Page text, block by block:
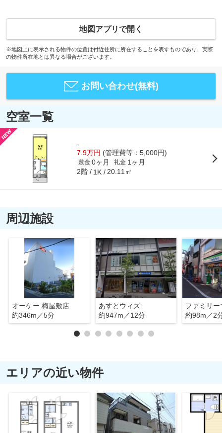
地図アプリで開く
※地図上に表示される物件の位置は付近住所に所在することを表すものであり、実際
の物件所在地とは異なる場合がございます。
お問い合わせ(無料)
空室一覧
-
7.9万円 (管理費等：5,000円)
敷金 0ヶ月 礼金 1ヶ月
2階 1K 20.11㎡
周辺施設
オーケー 梅屋敷店
約346m／5分
あすとウィズ
約947m／12分
約98m／2
エリアの近い物件